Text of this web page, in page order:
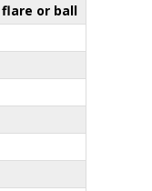
flare or ball